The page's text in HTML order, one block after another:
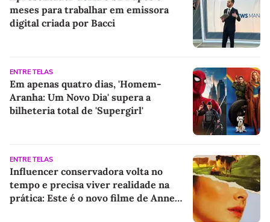
meses para trabalhar em emissora
digital criada por Bacci
ENTRE TELAS
Em apenas quatro dias, 'Homem-
Aranha: Um Novo Dia' supera a
bilheteria total de 'Supergirl'
ENTRE TELAS
Influencer conservadora volta no
tempo e precisa viver realidade na
prática: Este é o novo filme de Anne